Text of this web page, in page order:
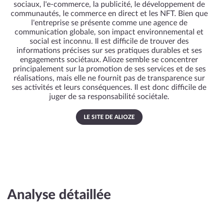
sociaux, l'e-commerce, la publicité, le développement de
communautés, le commerce en direct et les NFT. Bien que
l'entreprise se présente comme une agence de
communication globale, son impact environnemental et
social est inconnu. Il est difficile de trouver des
informations précises sur ses pratiques durables et ses
engagements sociétaux. Alioze semble se concentrer
principalement sur la promotion de ses services et de ses
réalisations, mais elle ne fournit pas de transparence sur
ses activités et leurs conséquences. Il est donc difficile de
juger de sa responsabilité sociétale.
LE SITE DE ALIOZE
Analyse détaillée